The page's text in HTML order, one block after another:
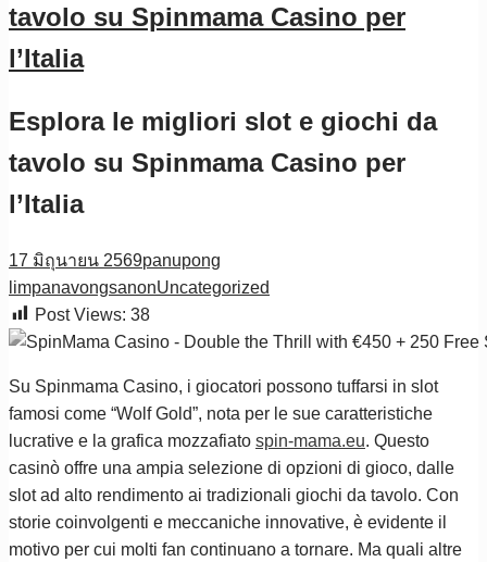
tavolo su Spinmama Casino per
l’Italia
Esplora le migliori slot e giochi da
tavolo su Spinmama Casino per
l’Italia
17 มิถุนายน 2569panupong
limpanavongsanonUncategorized
Post Views: 38
Su Spinmama Casino, i giocatori possono tuffarsi in slot
famosi come “Wolf Gold”, nota per le sue caratteristiche
lucrative e la grafica mozzafiato spin-mama.eu. Questo
casinò offre una ampia selezione di opzioni di gioco, dalle
slot ad alto rendimento ai tradizionali giochi da tavolo. Con
storie coinvolgenti e meccaniche innovative, è evidente il
motivo per cui molti fan continuano a tornare. Ma quali altre